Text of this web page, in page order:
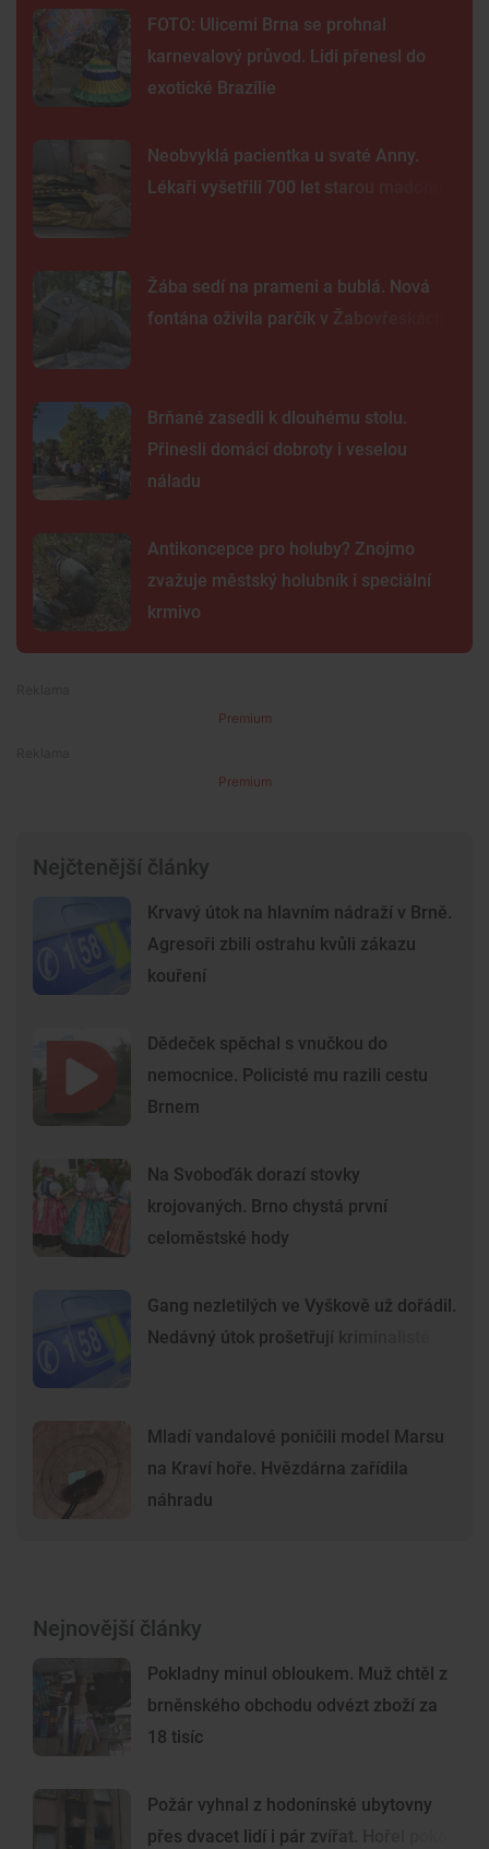
FOTO: Ulicemi Brna se prohnal
karnevalový průvod. Lidi přenesl do
exotické Brazílie
Neobvyklá pacientka u svaté Anny.
Lékaři vyšetřili 700 let starou madonu
Žába sedí na prameni a bublá. Nová
fontána oživila parčík v Žabovřeskách
Brňané zasedli k dlouhému stolu.
Přinesli domácí dobroty i veselou
náladu
Antikoncepce pro holuby? Znojmo
zvažuje městský holubník i speciální
krmivo
Premium
Premium
Nejčtenější články
Krvavý útok na hlavním nádraží v Brně.
Agresoři zbili ostrahu kvůli zákazu
kouření
Dědeček spěchal s vnučkou do
nemocnice. Policisté mu razili cestu
Brnem
Na Svoboďák dorazí stovky
krojovaných. Brno chystá první
celoměstské hody
Gang nezletilých ve Vyškově už dořádil.
Nedávný útok prošetřují kriminalisté
Mladí vandalové poničili model Marsu
na Kraví hoře. Hvězdárna zařídila
náhradu
Nejnovější články
Pokladny minul obloukem. Muž chtěl z
brněnského obchodu odvézt zboží za
18 tisíc
Požár vyhnal z hodonínské ubytovny
přes dvacet lidí i pár zvířat. Hořel pokoj